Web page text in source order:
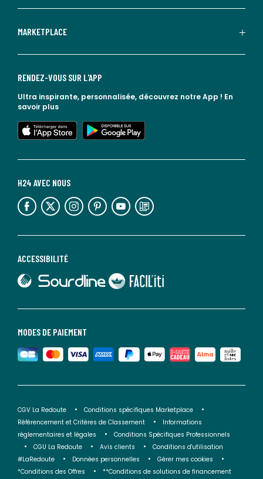
MARKETPLACE
MODES DE PAIEMENT
ACCESSIBILITÉ
lien vers Sourdline
lien vers Faciliti
H24 AVEC NOUS
lien vers l'espace réseaux sociaux lien vers l'espace réseaux sociaux lien vers l'espace réseaux sociaux lien vers l'espace réseaux sociaux lien vers l'espace réseaux sociaux lien vers le blog la redoute
RENDEZ-VOUS SUR L'APP
Ultra inspirante, personnalisée, découvrez notre App ! En
savoir plus
lien vers l'app store
lien vers google play
CGV La Redoute
Conditions spécifiques Marketplace
Référencement et Critères de Classement
Informations
réglementaires et légales
Conditions Spécifiques Professionnels
CGU La Redoute
Avis clients
Conditions d'utilisation
#LaRedoute
Données personnelles
Gérer mes cookies
*Conditions des Offres
**Conditions de solutions de financement